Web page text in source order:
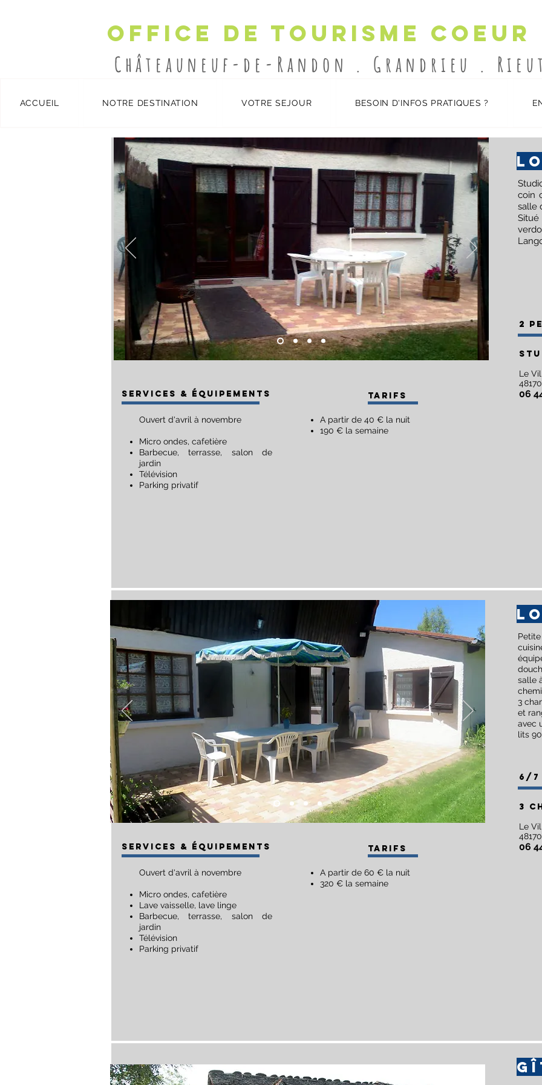
Office de Tourisme
Châteauneuf-de-Randon . Grandrieu .
ACCUEIL NOTRE DESTINATION VOTRE SEJOUR BESOIN D'INFOS PRATIQUES ?
/ Meublés 4
SERVICES & Équipements
Ouvert d'avril à novembre
Micro ondes, cafetière
Barbecue, terrasse, salon de
jardin
Télévision
Parking privatif
Tarifs
coin
salle
2
Le
06
A partir de 40 € la nuit
190 € la semaine
SERVICES & Équipements
Ouvert d'avril à novembre
Micro ondes, cafetière
Lave vaisselle, lave linge
Barbecue, terrasse, salon de
jardin
Télévision
Parking privatif
Tarifs
salle
3
et
avec
lits 90
6/7
3
Le
06
A partir de 60 € la nuit
320 € la semaine